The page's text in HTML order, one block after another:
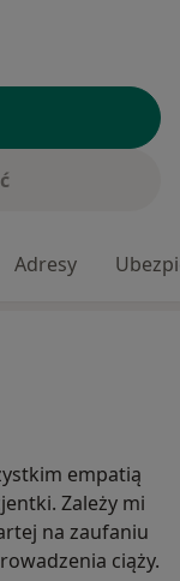
Adresy
empatią
Zależy mi
na zaufaniu
ciąży.